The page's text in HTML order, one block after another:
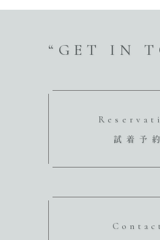
“GET IN
試着予約
Contact